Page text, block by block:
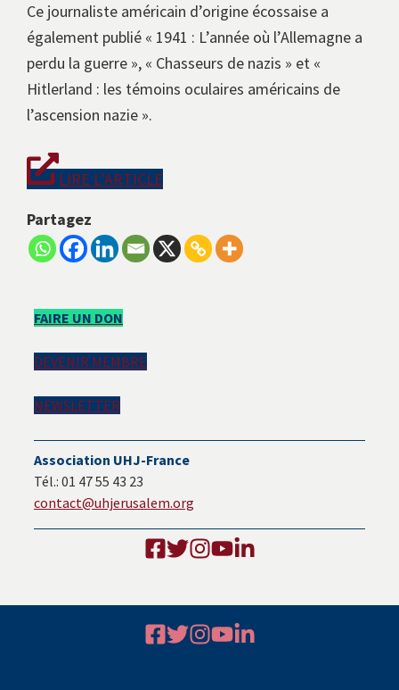
Ce journaliste américain d’origine écossaise a
également publié « 1941 : L’année où l’Allemagne a
perdu la guerre », « Chasseurs de nazis » et «
Hitlerland : les témoins oculaires américains de
l’ascension nazie ».
LIRE L’ARTICLE
Partagez
Barre
principale
FAIRE UN DON
DEVENIR MEMBRE
NEWSLETTER
Association UHJ-France
Tél.: 01 47 55 43 23
contact@uhjerusalem.org